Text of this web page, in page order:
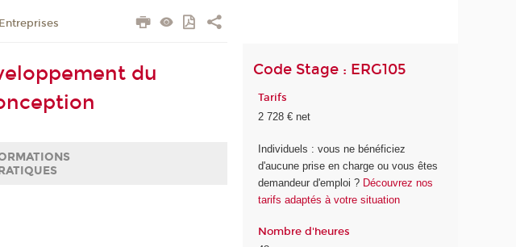
du
Code Stage : ERG105
Tarifs
2 728 € net
Individuels : vous ne bénéficiez
d'aucune prise en charge ou vous êtes
demandeur d'emploi ? Découvrez nos
tarifs adaptés à votre situation
Nombre d'heures